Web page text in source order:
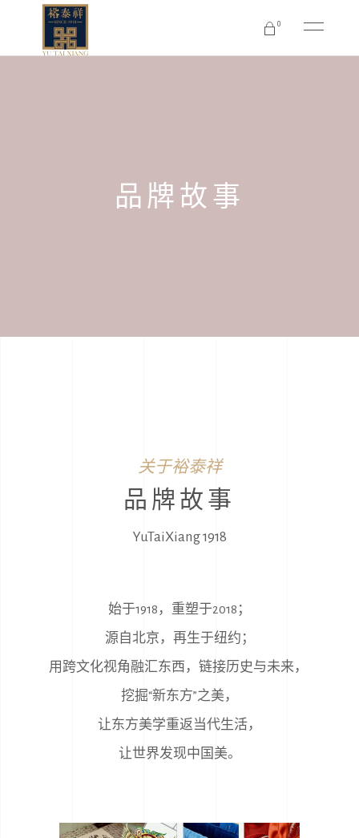
0
品牌故事
关于裕泰祥
品牌故事
YuTaiXiang 1918
始于1918，重塑于2018；
源自北京，再生于纽约；
用跨文化视角融汇东西，链接历史与未来，
挖掘“新东方”之美，
让东方美学重返当代生活，
让世界发现中国美。